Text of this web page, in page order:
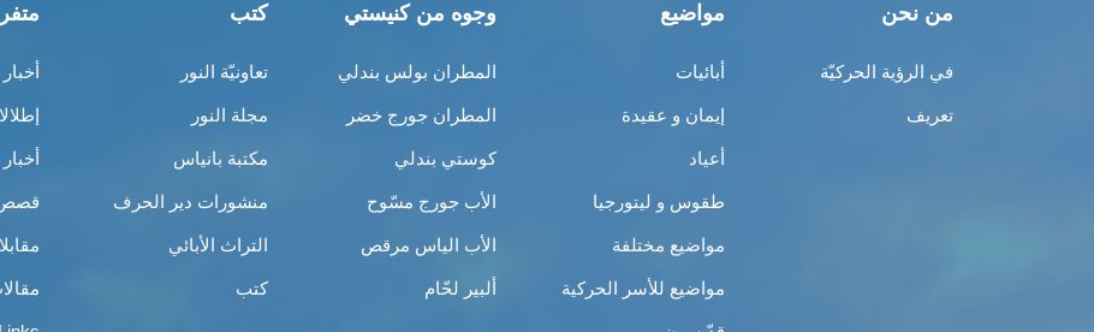
من نحن
في الرؤية الحركيّة
تعريف
مواضيع
أبائيات
إيمان و عقيدة
أعياد
طقوس و ليتورجيا
مواضيع مختلفة
مواضيع للأسر الحركية
وجوه من كنيستي
المطران بولس بندلي
المطران جورج خضر
كوستي بندلي
الأب جورج مسّوح
الأب الياس مرقص
ألبير لحّام
كتب
تعاونيّة النور
مجلة النور
مكتبة بانياس
منشورات دير الحرف
التراث الأبائي
كتب
قصص